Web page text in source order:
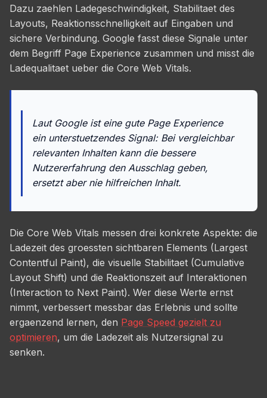
Dazu zaehlen Ladegeschwindigkeit, Stabilitaet des
Layouts, Reaktionsschnelligkeit auf Eingaben und
sichere Verbindung. Google fasst diese Signale unter
dem Begriff Page Experience zusammen und misst die
Ladequalitaet ueber die Core Web Vitals.
Laut Google ist eine gute Page Experience
ein unterstuetzendes Signal: Bei vergleichbar
relevanten Inhalten kann die bessere
Nutzererfahrung den Ausschlag geben,
ersetzt aber nie hilfreichen Inhalt.
Die Core Web Vitals messen drei konkrete Aspekte: die
Ladezeit des groessten sichtbaren Elements (Largest
Contentful Paint), die visuelle Stabilitaet (Cumulative
Layout Shift) und die Reaktionszeit auf Interaktionen
(Interaction to Next Paint). Wer diese Werte ernst
nimmt, verbessert messbar das Erlebnis und sollte
ergaenzend lernen, den Page Speed gezielt zu
optimieren, um die Ladezeit als Nutzersignal zu
senken.